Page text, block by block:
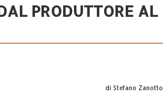
PRODUTTORE AL
di Stefano Zanotto